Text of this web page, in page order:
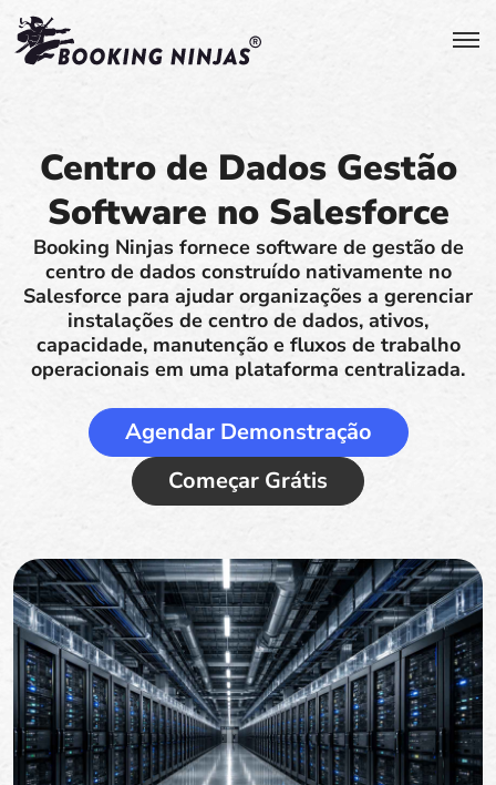
Centro de Dados Gestão
Software no Salesforce
Booking Ninjas fornece software de gestão de
centro de dados construído nativamente no
Salesforce para ajudar organizações a gerenciar
instalações de centro de dados, ativos,
capacidade, manutenção e fluxos de trabalho
operacionais em uma plataforma centralizada.
Agendar Demonstração
Começar Grátis